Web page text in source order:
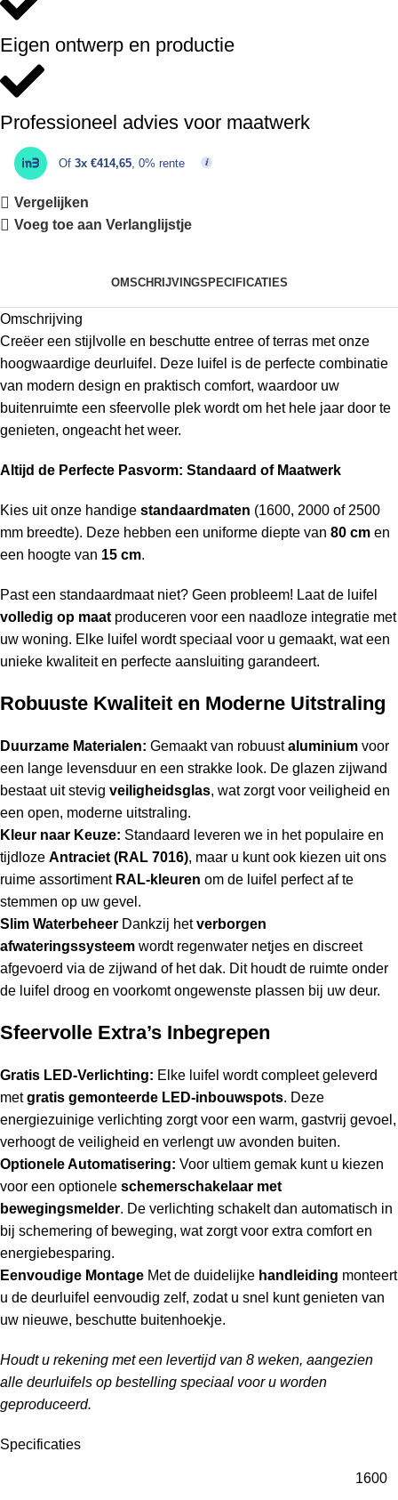
Eigen ontwerp en productie
Professioneel advies voor maatwerk
Of 3x €414,65 , 0% rente
Vergelijken
Voeg toe aan Verlanglijstje
OMSCHRIJVINGSPECIFICATIES
Omschrijving
Creëer een stijlvolle en beschutte entree of terras met onze
hoogwaardige deurluifel. Deze luifel is de perfecte combinatie
van modern design en praktisch comfort, waardoor uw
buitenruimte een sfeervolle plek wordt om het hele jaar door te
genieten, ongeacht het weer.
Altijd de Perfecte Pasvorm: Standaard of Maatwerk
Kies uit onze handige standaardmaten (1600, 2000 of 2500
mm breedte). Deze hebben een uniforme diepte van 80 cm en
een hoogte van 15 cm.
Past een standaardmaat niet? Geen probleem! Laat de luifel
volledig op maat produceren voor een naadloze integratie met
uw woning. Elke luifel wordt speciaal voor u gemaakt, wat een
unieke kwaliteit en perfecte aansluiting garandeert.
Robuuste Kwaliteit en Moderne Uitstraling
Duurzame Materialen: Gemaakt van robuustaluminium voor
een lange levensduur en een strakke look. De glazen zijwand
bestaat uit stevig veiligheidsglas, wat zorgt voor veiligheid en
een open, moderne uitstraling.
Kleur naar Keuze: Standaard leveren we in het populaire en
tijdloze Antraciet (RAL 7016), maar u kunt ook kiezen uit ons
ruime assortiment RAL-kleuren om de luifel perfect af te
stemmen op uw gevel.
Slim Waterbeheer Dankzij hetverborgen
afwateringssysteem wordt regenwater netjes en discreet
afgevoerd via de zijwand of het dak. Dit houdt de ruimte onder
de luifel droog en voorkomt ongewenste plassen bij uw deur.
Sfeervolle Extra’s Inbegrepen
Gratis LED-Verlichting: Elke luifel wordt compleet geleverd
metgratis gemonteerde LED-inbouwspots. Deze
energiezuinige verlichting zorgt voor een warm, gastvrij gevoel,
verhoogt de veiligheid en verlengt uw avonden buiten.
Optionele Automatisering: Voor ultiem gemak kunt u kiezen
voor een optionele schemerschakelaar met
bewegingsmelder. De verlichting schakelt dan automatisch in
bij schemering of beweging, wat zorgt voor extra comfort en
energiebesparing.
Eenvoudige Montage Met de duidelijke handleiding monteert
u de deurluifel eenvoudig zelf, zodat u snel kunt genieten van
uw nieuwe, beschutte buitenhoekje.
Houdt u rekening met een levertijd van 8 weken, aangezien
alle deurluifels op bestelling speciaal voor u worden
geproduceerd.
Specificaties
1600